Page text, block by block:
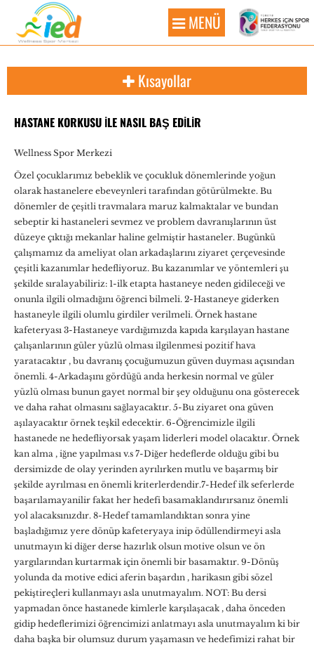
MENÜ
Kısayollar
HASTANE KORKUSU İLE NASIL BAŞ EDİLİR
Wellness Spor Merkezi
Özel çocuklarımız bebeklik ve çocukluk dönemlerinde yoğun
olarak hastanelere ebeveynleri tarafından götürülmekte. Bu
dönemler de çeşitli travmalara maruz kalmaktalar ve bundan
sebeptir ki hastaneleri sevmez ve problem davranışlarının üst
düzeye çıktığı mekanlar haline gelmiştir hastaneler. Bugünkü
çalışmamız da ameliyat olan arkadaşlarını ziyaret çerçevesinde
çeşitli kazanımlar hedefliyoruz. Bu kazanımlar ve yöntemleri şu
şekilde sıralayabiliriz: 1-ilk etapta hastaneye neden gidileceği ve
onunla ilgili olmadığını öğrenci bilmeli. 2-Hastaneye giderken
hastaneyle ilgili olumlu girdiler verilmeli. Örnek hastane
kafeteryası 3-Hastaneye vardığımızda kapıda karşılayan hastane
çalışanlarının güler yüzlü olması ilgilenmesi pozitif hava
yaratacaktır , bu davranış çocuğumuzun güven duyması açısından
önemli. 4-Arkadaşını gördüğü anda herkesin normal ve güler
yüzlü olması bunun gayet normal bir şey olduğunu ona gösterecek
ve daha rahat olmasını sağlayacaktır. 5-Bu ziyaret ona güven
aşılayacaktır örnek teşkil edecektir. 6-Öğrencimizle ilgili
hastanede ne hedefliyorsak yaşam liderleri model olacaktır. Örnek
kan alma , iğne yapılması v.s 7-Diğer hedeflerde olduğu gibi bu
dersimizde de olay yerinden ayrılırken mutlu ve başarmış bir
şekilde ayrılması en önemli kriterlerdendir.7-Hedef ilk seferlerde
başarılamayanilir fakat her hedefi basamaklandırırsanız önemli
yol alacaksınızdır. 8-Hedef tamamlandıktan sonra yine
başladığımız yere dönüp kafeteryaya inip ödüllendirmeyi asla
unutmayın ki diğer derse hazırlık olsun motive olsun ve ön
yargılarından kurtarmak için önemli bir basamaktır. 9-Dönüş
yolunda da motive edici aferin başardın , harikasın gibi sözel
pekiştireçleri kullanmayı asla unutmayalım. NOT: Bu dersi
yapmadan önce hastanede kimlerle karşılaşacak , daha önceden
gidip hedeflerimizi öğrencimizi anlatmayı asla unutmayalım ki bir
daha başka bir olumsuz durum yaşamasın ve hedefimizi rahat bir